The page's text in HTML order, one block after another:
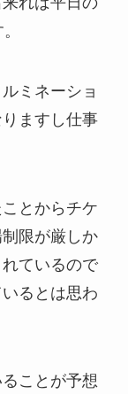
ミネーショ
ますし仕事
とからチケ
限が厳しか
ているので
るとは思わ
ことが予想